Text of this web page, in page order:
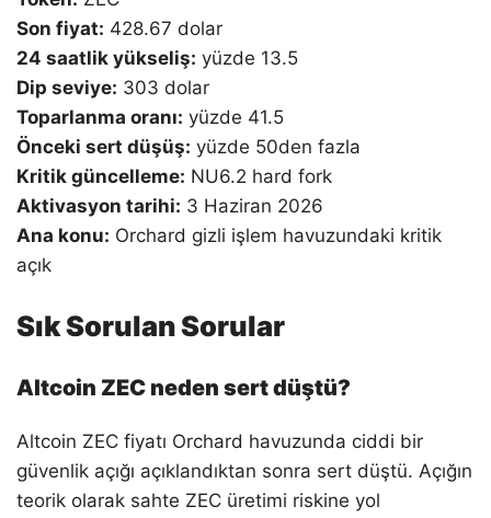
Son fiyat: 428.67 dolar
24 saatlik yükseliş: yüzde 13.5
Dip seviye: 303 dolar
Toparlanma oranı: yüzde 41.5
Önceki sert düşüş: yüzde 50den fazla
Kritik güncelleme: NU6.2 hard fork
Aktivasyon tarihi: 3 Haziran 2026
Ana konu: Orchard gizli işlem havuzundaki kritik
açık
Sık Sorulan Sorular
Altcoin ZEC neden sert düştü?
Altcoin ZEC fiyatı Orchard havuzunda ciddi bir
güvenlik açığı açıklandıktan sonra sert düştü. Açığın
teorik olarak sahte ZEC üretimi riskine yol